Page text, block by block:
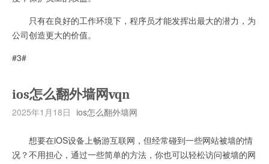
只有在良好的工作环境下，程序员才能发挥出最大的潜力，为
公司创造更大的价值。
#3#
ios怎么翻外墙网vqn
2025年1月18日 ios怎么翻外墙网
想要在iOS设备上畅游互联网，但经常碰到一些网站被墙的情
况？不用担心，通过一些简单的方法，你也可以轻松访问被墙的网